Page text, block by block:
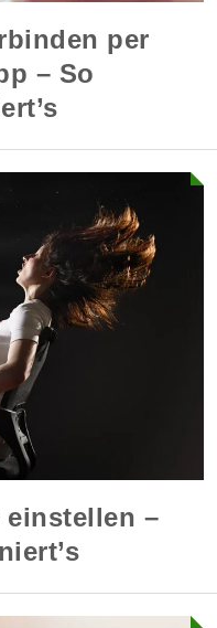
per
– So
einstellen –